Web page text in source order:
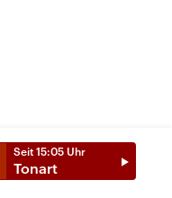
Seit 15:05 Uhr
Tonart